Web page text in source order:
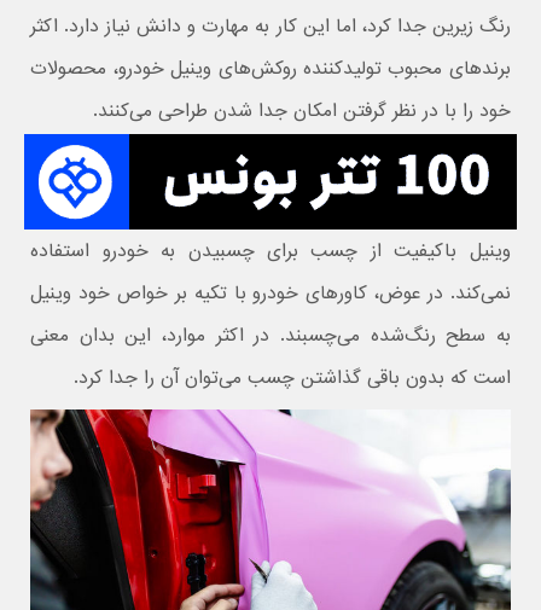
رنگ زیرین جدا کرد، اما این کار به مهارت و دانش نیاز دارد. اکثر
برندهای محبوب تولیدکننده روکش‌های وینیل خودرو، محصولات
خود را با در نظر گرفتن امکان جدا شدن طراحی می‌کنند.
وینیل باکیفیت از چسب برای چسبیدن به خودرو استفاده
نمی‌کند. در عوض، کاورهای خودرو با تکیه بر خواص خود وینیل
به سطح رنگ‌شده می‌چسبند. در اکثر موارد، این بدان معنی
است که بدون باقی گذاشتن چسب می‌توان آن را جدا کرد.